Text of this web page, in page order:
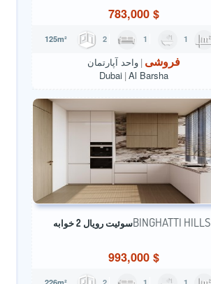
$
783,000
2 1 1
فروشی واحد آپارتمان
Dubai Al Barsha
BINGHATTI HILLSسوئیت رویال 2 خوابه
$
993,000